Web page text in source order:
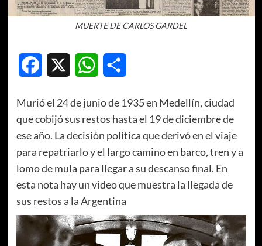
MUERTE DE CARLOS GARDEL
Facebook WhatsApp
Murió el 24 de junio de 1935 en Medellín, ciudad
que cobijó sus restos hasta el 19 de diciembre de
ese año. La decisión política que derivó en el viaje
para repatriarlo y el largo camino en barco, tren y a
lomo de mula para llegar a su descanso final. En
esta nota hay un video que muestra la llegada de
sus restos a la Argentina